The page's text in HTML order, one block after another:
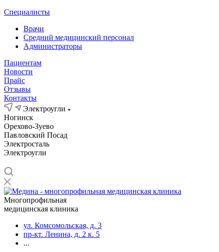
Специалисты
Врачи
Средний медицинский персонал
Администраторы
Пациентам
Новости
Прайс
Отзывы
Контакты
Электроугли
Ногинск
Орехово-Зуево
Павловский Посад
Электросталь
Электроугли
Многопрофильная
медицинская клиника
ул. Комсомольская, д. 3
пр-кт. Ленина, д. 2 к. 5
...